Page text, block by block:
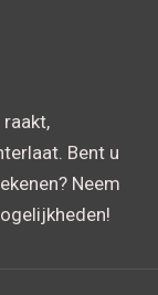
Bent u
Neem